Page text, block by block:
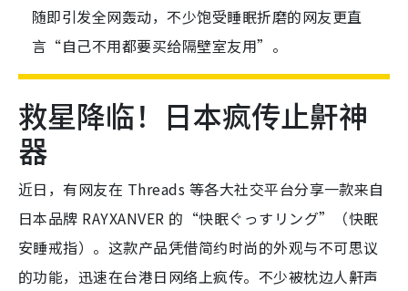
随即引发全网轰动，不少饱受睡眠折磨的网友更直
言“自己不用都要买给隔壁室友用”。
救星降临！日本疯传止鼾神
器
近日，有网友在 Threads 等各大社交平台分享一款来自
日本品牌 RAYXANVER 的“快眠ぐっすリング”（快眠
安睡戒指）。这款产品凭借简约时尚的外观与不可思议
的功能，迅速在台港日网络上疯传。不少被枕边人鼾声